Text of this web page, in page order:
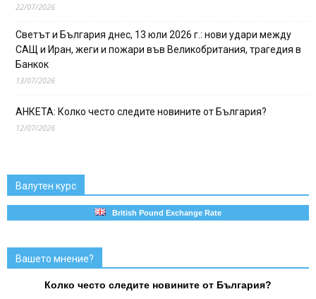
22/07/2026
Светът и България днес, 13 юли 2026 г.: нови удари между
САЩ и Иран, жеги и пожари във Великобритания, трагедия в
Банкок
13/07/2026
АНКЕТА: Колко често следите новините от България?
12/07/2026
Валутен курс
British Pound Exchange Rate
Вашето мнение?
Колко често следите новините от България?